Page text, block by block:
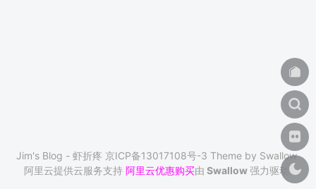
Jim's Blog - 虾折疼 京ICP备13017108号-3 Theme by Swallow
阿里云提供云服务支持 阿里云优惠购买由 Swallow强力驱动